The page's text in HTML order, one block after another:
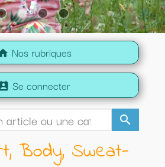
Nos rubriques
search
Se connecter
Body, Sweat-